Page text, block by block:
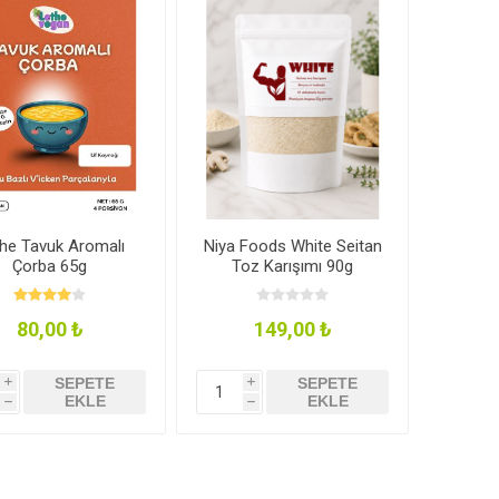
İndirimli Ürünler
Sporcu Besinleri ve
Takviyeler
Takviyeler
Çikolatalar & Püskevitler
Elmasoğlu Vegan Masa Naturiga
Tavuk Aromalı
Çorba 65g
80,00 ₺
i
h
SEPETE
EKLE
Niya Foods White Seitan
Toz Karışımı 90g
149,00 ₺
i
h
SEPETE
EKLE